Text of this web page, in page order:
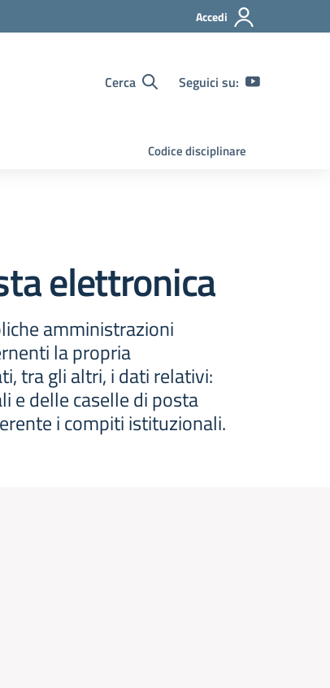
Accedi
Cerca Seguici su:
Codice disciplinare
elettronica
amministrazioni
la propria
tra gli altri, i dati relativi:
e delle caselle di posta
i compiti istituzionali.